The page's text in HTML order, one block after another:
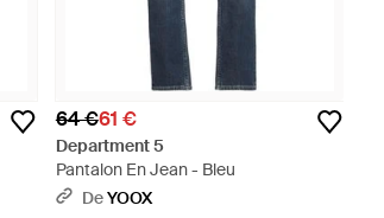
64 €61 €
Department 5
Pantalon En Jean - Bleu
DeYOOX